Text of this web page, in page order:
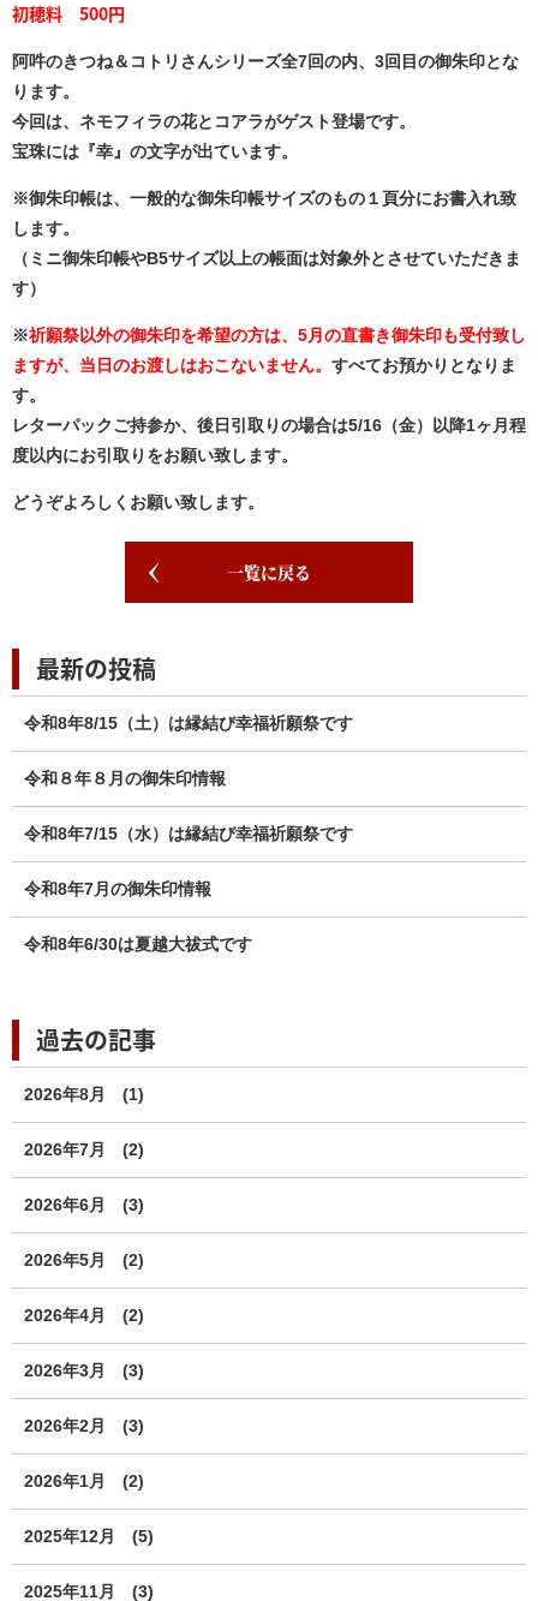
初穂料 500円
阿吽のきつね＆コトリさんシリーズ全7回の内、3回目の御朱印とな
ります。
今回は、ネモフィラの花とコアラがゲスト登場です。
宝珠には『幸』の文字が出ています。
※御朱印帳は、一般的な御朱印帳サイズのもの１頁分にお書入れ致
します。
（ミニ御朱印帳やB5サイズ以上の帳面は対象外とさせていただきま
す）
※祈願祭以外の御朱印を希望の方は、5月の直書き御朱印も受付致し
ますが、当日のお渡しはおこないません。 すべてお預かりとなりま
す。
レターパックご持参か、後日引取りの場合は5/16（金）以降1ヶ月程
度以内にお引取りをお願い致します。
どうぞよろしくお願い致します。
一覧に戻る
最新の投稿
令和8年8/15（土）は縁結び幸福祈願祭です
令和８年８月の御朱印情報
令和8年7/15（水）は縁結び幸福祈願祭です
令和8年7月の御朱印情報
令和8年6/30は夏越大祓式です
過去の記事
2026年8月 (1)
2026年7月 (2)
2026年6月 (3)
2026年5月 (2)
2026年4月 (2)
2026年3月 (3)
2026年2月 (3)
2026年1月 (2)
2025年12月 (5)
2025年11月 (3)